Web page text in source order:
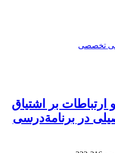
تخصصی
ارتباطات بر اشتیاق
در برنامةدرسی